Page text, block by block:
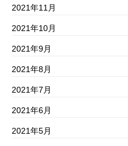
2021年11月
2021年10月
2021年9月
2021年8月
2021年7月
2021年6月
2021年5月